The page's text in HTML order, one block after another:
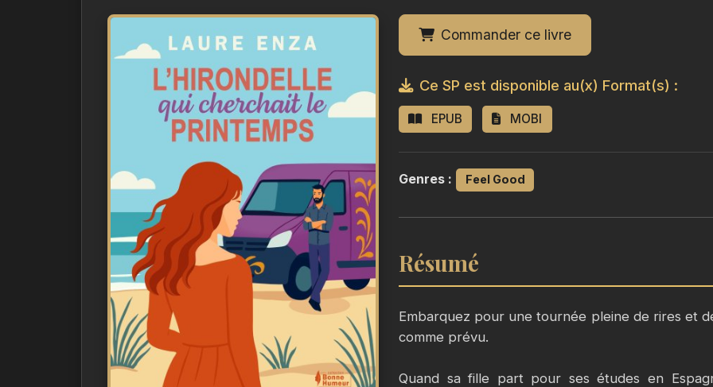
Commander ce livre
Ce SP est disponible au(x) Format(s) :
EPUB MOBI
Genres : Feel Good
Résumé
Embarquez pour une tournée pleine de rires et
comme prévu.
Quand sa fille part pour ses études en